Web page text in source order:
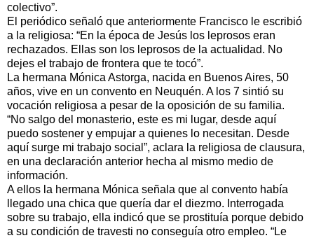
colectivo”.
El periódico señaló que anteriormente Francisco le escribió
a la religiosa: “En la época de Jesús los leprosos eran
rechazados. Ellas son los leprosos de la actualidad. No
dejes el trabajo de frontera que te tocó”.
La hermana Mónica Astorga, nacida en Buenos Aires, 50
años, vive en un convento en Neuquén. A los 7 sintió su
vocación religiosa a pesar de la oposición de su familia.
“No salgo del monasterio, este es mi lugar, desde aquí
puedo sostener y empujar a quienes lo necesitan. Desde
aquí surge mi trabajo social”, aclara la religiosa de clausura,
en una declaración anterior hecha al mismo medio de
información.
A ellos la hermana Mónica señala que al convento había
llegado una chica que quería dar el diezmo. Interrogada
sobre su trabajo, ella indicó que se prostituía porque debido
a su condición de travesti no conseguía otro empleo. “Le